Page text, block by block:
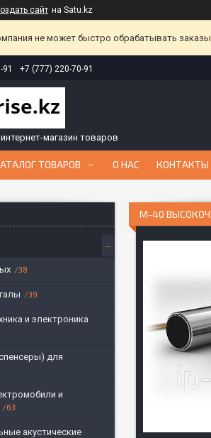
сайт на Satu.kz
не может быстро обрабатывать
+7 (777) 220-70-91
магазин товаров
ТОВАРОВ О НАС КОНТАКТЫ
М-40
38
39
и электроника
для
и
63
акустические